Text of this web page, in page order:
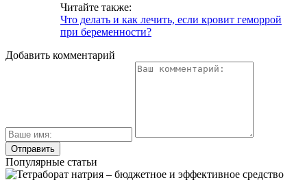
Читайте также:
Что делать и как лечить, если кровит геморрой
при беременности?
Добавить комментарий
Популярные статьи